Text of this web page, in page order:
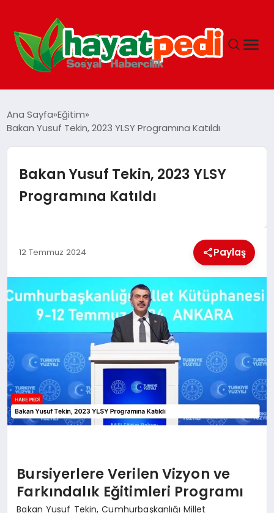
GUNCEL
SPOR & FITNESS
BESLENME
EKONOMI
TEKNOLOJI
Ana Sayfa Eğitim
Bakan Yusuf Tekin, 2023 YLSY Programına Katıldı
Bakan Yusuf Tekin, 2023 YLSY
Programına Katıldı
12 Temmuz 2024 Paylaş
Bursiyerlere Verilen Vizyon ve
Farkındalık Eğitimleri Programı
Bakan Yusuf Tekin, Cumhurbaşkanlığı Millet